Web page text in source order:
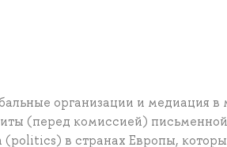
организации и медиация
(перед комиссией)
(politics) в странах Европы,